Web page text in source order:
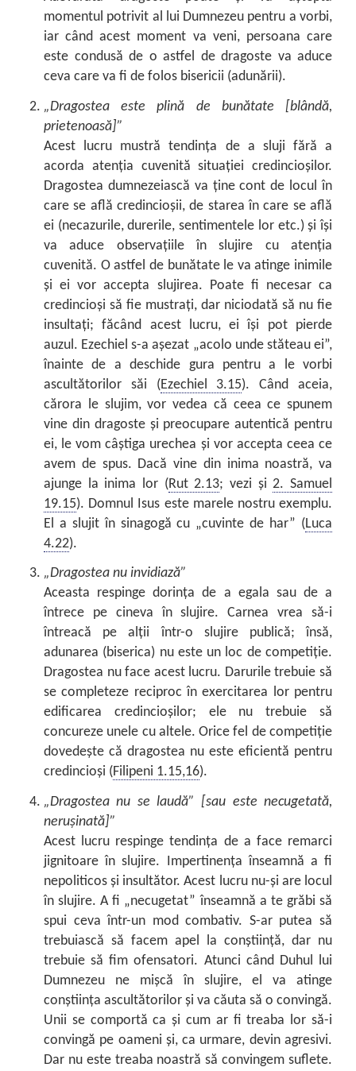
momentul potrivit al lui Dumnezeu pentru a vorbi,
iar când acest moment va veni, persoana care
este condusă de o astfel de dragoste va aduce
ceva care va fi de folos bisericii (adunării).
„Dragostea este plină de bunătate [blândă,
prietenoasă]”
Acest lucru mustră tendința de a sluji fără a
acorda atenția cuvenită situației credincioșilor.
Dragostea dumnezeiască va ține cont de locul în
care se află credincioșii, de starea în care se află
ei (necazurile, durerile, sentimentele lor etc.) și își
va aduce observațiile în slujire cu atenția
cuvenită. O astfel de bunătate le va atinge inimile
și ei vor accepta slujirea. Poate fi necesar ca
credincioși să fie mustrați, dar niciodată să nu fie
insultați; făcând acest lucru, ei își pot pierde
auzul. Ezechiel s-a așezat „acolo unde stăteau ei”,
înainte de a deschide gura pentru a le vorbi
ascultătorilor săi (Ezechiel 3.15). Când aceia,
cărora le slujim, vor vedea că ceea ce spunem
vine din dragoste și preocupare autentică pentru
ei, le vom câștiga urechea și vor accepta ceea ce
avem de spus. Dacă vine din inima noastră, va
ajunge la inima lor (Rut 2.13; vezi și2. Samuel
19.15). Domnul Isus este marele nostru exemplu.
El a slujit în sinagogă cu „cuvinte de har” (Luca
4.22).
„Dragostea nu invidiază”
Aceasta respinge dorința de a egala sau de a
întrece pe cineva în slujire. Carnea vrea să-i
întreacă pe alții într-o slujire publică; însă,
adunarea (biserica) nu este un loc de competiție.
Dragostea nu face acest lucru. Darurile trebuie să
se completeze reciproc în exercitarea lor pentru
edificarea credincioșilor; ele nu trebuie să
concureze unele cu altele. Orice fel de competiție
dovedește că dragostea nu este eficientă pentru
credincioși (Filipeni 1.15,16).
„Dragostea nu se laudă” [sau este necugetată,
nerușinată]”
Acest lucru respinge tendința de a face remarci
jignitoare în slujire. Impertinența înseamnă a fi
nepoliticos și insultător. Acest lucru nu-și are locul
în slujire. A fi „necugetat” înseamnă a te grăbi să
spui ceva într-un mod combativ. S-ar putea să
trebuiască să facem apel la conștiință, dar nu
trebuie să fim ofensatori. Atunci când Duhul lui
Dumnezeu ne mișcă în slujire, el va atinge
conștiința ascultătorilor și va căuta să o convingă.
Unii se comportă ca și cum ar fi treaba lor să-i
convingă pe oameni și, ca urmare, devin agresivi.
Dar nu este treaba noastră să convingem suflete.